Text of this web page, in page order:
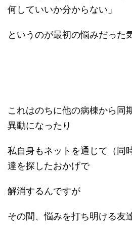
何していいか分からない」
というのが最初の悩みだった
これはのちに他の病棟から同
異動になったり
私自身もネットを通じて（同
達を探したおかげで
解消するんですが
その間、悩みを打ち明ける友